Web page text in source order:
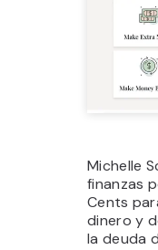
Michelle
finanzas
Cents
dinero y
la deuda